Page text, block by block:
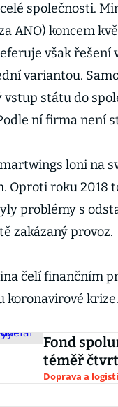
společnosti.
ANO) koncem
však řešení
variantou.
vstup státu do
ní firma není
loni na
Oproti roku 2018
problémy s
zakázaný provoz.
čelí finančním
koronavirové krize.
Fond
téměř
Doprava a